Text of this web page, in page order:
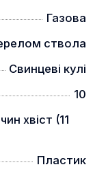
Газова
ствола
Свинцеві кулі
10
хвіст (11
Пластик